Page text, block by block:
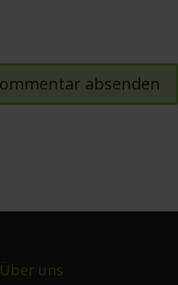
Über uns